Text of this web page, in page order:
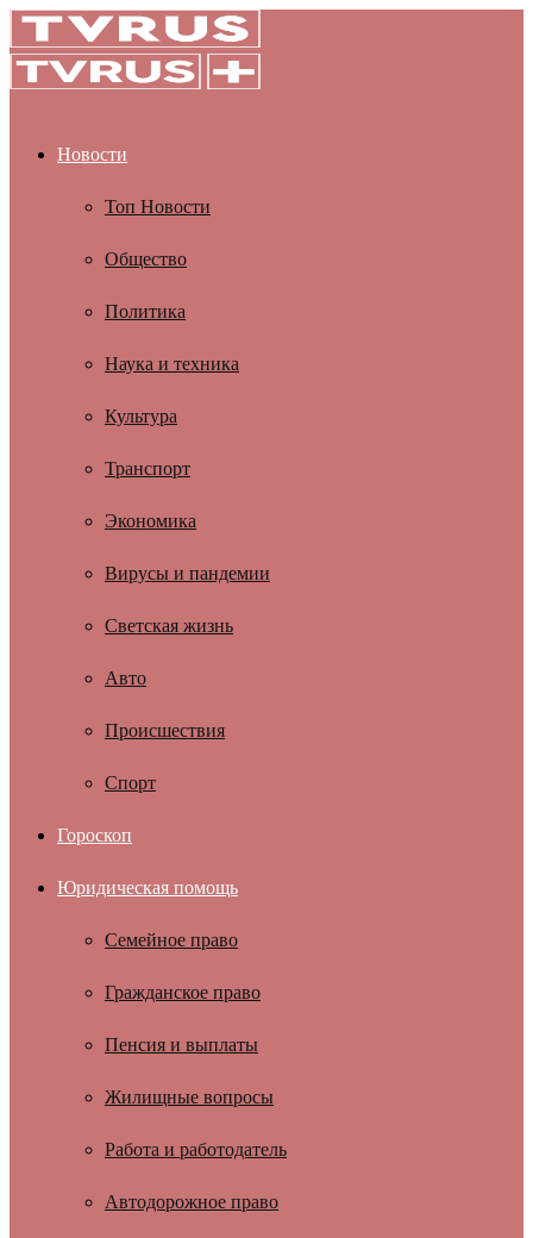
Новости
Топ Новости
Общество
Политика
Наука и техника
Культура
Транспорт
Экономика
Вирусы и пандемии
Светская жизнь
Авто
Происшествия
Спорт
Гороскоп
Юридическая помощь
Семейное право
Гражданское право
Пенсия и выплаты
Жилищные вопросы
Работа и работодатель
Автодорожное право